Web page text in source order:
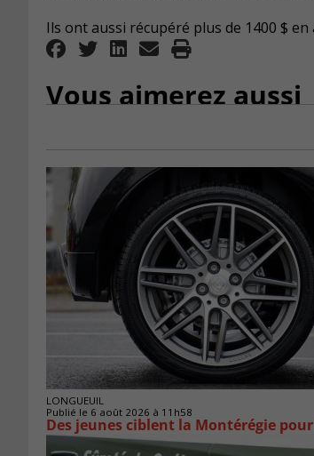
Ils ont aussi récupéré plus de 1400 $
Vous aimerez aussi
LONGUEUIL
Publié le 6 août 2026 à 11h58
Des jeunes ciblent la Montérégie